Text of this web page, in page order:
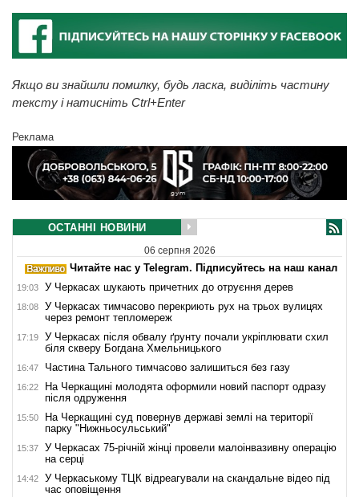
Якщо ви знайшли помилку, будь ласка, виділіть частину
тексту і натисніть Ctrl+Enter
Реклама
ОСТАННІ НОВИНИ
06 серпня 2026
Читайте нас у Telegram. Підписуйтесь на наш канал
19:03 У Черкасах шукають причетних до отруєння дерев
18:08
У Черкасах тимчасово перекриють рух на трьох вулицях
через ремонт тепломереж
17:19
У Черкасах після обвалу ґрунту почали укріплювати схил
біля скверу Богдана Хмельницького
16:47 Частина Тального тимчасово залишиться без газу
16:22
На Черкащині молодята оформили новий паспорт одразу
після одруження
15:50
На Черкащині суд повернув державі землі на території
парку "Нижньосульський"
15:37
У Черкасах 75-річній жінці провели малоінвазивну операцію
на серці
14:42
У Черкаському ТЦК відреагували на скандальне відео під
час оповіщення